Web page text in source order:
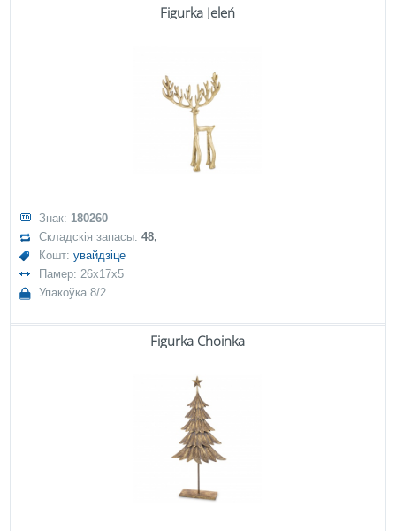
Figurka Jeleń
Знак: 180260
Складскія запасы:48,
Кошт:увайдзіце
Памер: 26x17x5
Упакоўка 8/2
Figurka Choinka